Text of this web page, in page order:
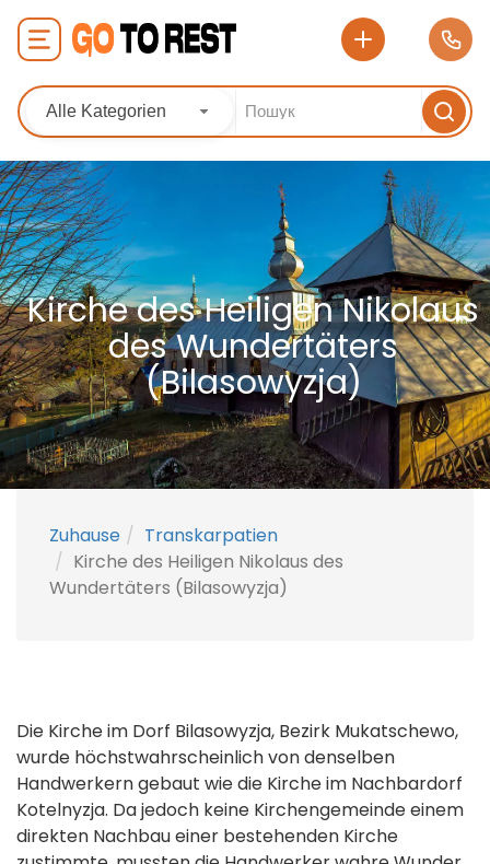
Alle Kategorien
Kirche des Heiligen Nikolaus
des Wundertäters
(Bilasowyzja)
Zuhause
Transkarpatien
Kirche des Heiligen Nikolaus des
Wundertäters (Bilasowyzja)
Die Kirche im Dorf Bilasowyzja, Bezirk Mukatschewo,
wurde höchstwahrscheinlich von denselben
Handwerkern gebaut wie die Kirche im Nachbardorf
Kotelnyzja. Da jedoch keine Kirchengemeinde einem
direkten Nachbau einer bestehenden Kirche